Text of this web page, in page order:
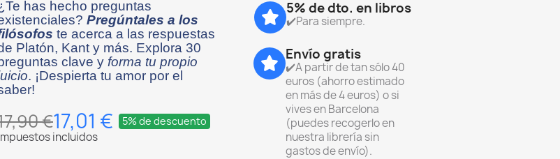
has hecho preguntas
Pregúntales a los
te acerca a las respuestas
Platón, Kant y más. Explora 30
clave y forma tu propio
. ¡Despierta tu amor por el
€17,01 € 5% de descuento
incluidos
5% de dto. en libros
✔️Para siempre.
Envío gratis
✔️A partir de tan sólo 40
euros (ahorro estimado
en más de 4 euros) o si
vives en Barcelona
(puedes recogerlo en
nuestra librería sin
gastos de envío).